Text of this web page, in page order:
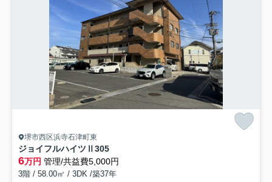
堺市西区浜寺石津町東
ジョイフルハイツⅡ 305
6万円 管理/共益費5,000円
3階 / 58.00㎡ / 3DK /築37年